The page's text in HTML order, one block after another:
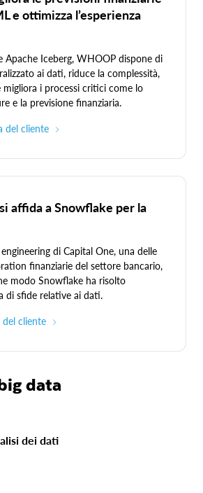
e AI:
Grazie alla potenza di calcolo
di software basati su algoritmi
nei big data.
gestione: Creare, pianificare e
di lavoro in modo programmatico
source per automatizzare la
e la gestione delle applicazioni.
e ottimizza l’esperienza
Apache Iceberg, WHOOP dispone di
ai dati, riduce la complessità,
migliora i processi critici come lo
e la previsione finanziaria.
del cliente
affida a Snowflake per la
di Capital One, una delle
finanziarie del settore bancario,
modo Snowflake ha risolto
di sfide relative ai dati.
del cliente
data
dei dati